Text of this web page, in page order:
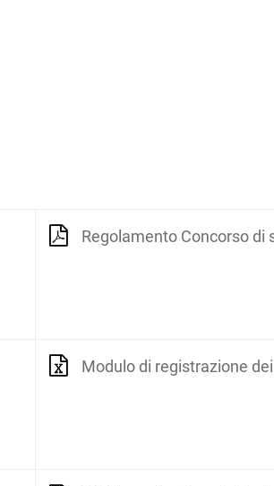
Regolamento Concorso di
Modulo di registrazione dei